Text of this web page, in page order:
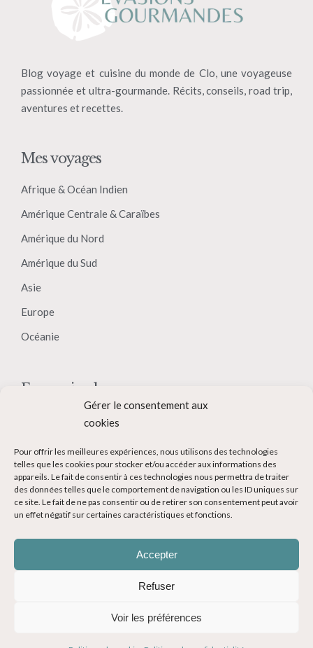
Gérer le consentement aux
cookies
Pour offrir les meilleures expériences, nous utilisons des technologies
telles que les cookies pour stocker et/ou accéder aux informations des
appareils. Le fait de consentir à ces technologies nous permettra de traiter
des données telles que le comportement de navigation ou les ID uniques sur
ce site. Le fait de ne pas consentir ou de retirer son consentement peut avoir
un effet négatif sur certaines caractéristiques et fonctions.
Accepter
Refuser
Voir les préférences
Blog voyage et cuisine du monde de Clo, une voyageuse
passionnée et ultra-gourmande. Récits, conseils, road trip,
aventures et recettes.
Mes voyages
Afrique & Océan Indien
Amérique Centrale & Caraïbes
Amérique du Nord
Amérique du Sud
Asie
Europe
Océanie
En savoir plus
Contact
Devenir Blogueur voyage
Ma Bucket List
© Copyright 2014-2024 - Evasions Gourmandes Blog Voyage - Tous